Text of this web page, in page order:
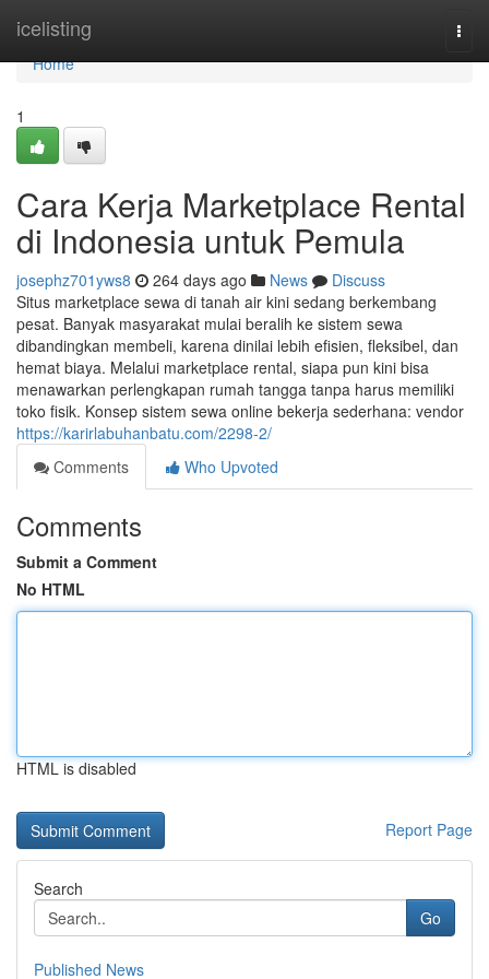
icelisting
Home
Home
1
Cara Kerja Marketplace Rental
di Indonesia untuk Pemula
josephz701yws8 264 days ago News
Discuss
Situs marketplace sewa di tanah air kini sedang berkembang
pesat. Banyak masyarakat mulai beralih ke sistem sewa
dibandingkan membeli, karena dinilai lebih efisien, fleksibel, dan
hemat biaya. Melalui marketplace rental, siapa pun kini bisa
menawarkan perlengkapan rumah tangga tanpa harus memiliki
toko fisik. Konsep sistem sewa online bekerja sederhana: vendor
https://karirlabuhanbatu.com/2298-2/
Comments
Who Upvoted
Comments
Submit a Comment
No HTML
HTML is disabled
Report Page
Search
Go
Published News